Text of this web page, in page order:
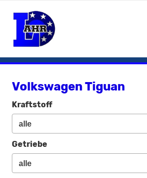
Volkswagen Tiguan
Kraftstoff
Getriebe